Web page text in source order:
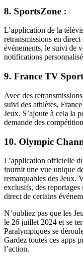
8. SportsZone :
L’application de la
retransmissions en direct
événements, le suivi de
notifications
9. France TV
Avec des
suivi des athlètes,
Jeux. S’ajoute à cela la
demande des
10. Olympic
L’application officielle
fournit une vue unique
remarquables des Jeux.
exclusifs, des reportages
direct de certains
N’oubliez pas que les
le 26 juillet 2024 et se
Paralympiques se
Gardez toutes ces apps
l’action.